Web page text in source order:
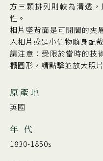
方三顆排列則較為清透
性。
相片墜背面是可開闔的夾
入相片或是小信物隨身配
請注意：受限於當時的技
橢圓形，請點擊並放大照
原產地
英國
年 代
1830-1850s